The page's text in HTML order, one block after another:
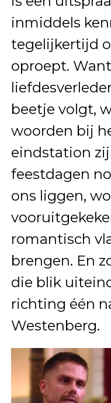
inmiddels
tegelijkertijd
oproept.
beetje volgt,
woorden bij
eindstation
feestdagen
ons liggen,
romantisch
brengen. En
die blik
richting één
Westenberg.